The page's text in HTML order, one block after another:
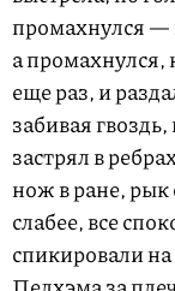
промахнулся —
а
еще раз, и
забивая
застрял в
нож в ране, рык
слабее, все
спикировали